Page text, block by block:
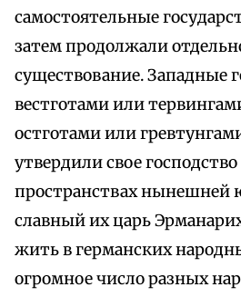
самостоятельные
затем продолжали
существование. Западные
вестготами или
остготами или
утвердили свое
пространствах нынешней
славный их царь
жить в германских
огромное число разных